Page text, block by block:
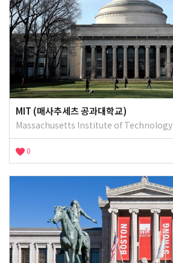
MIT (매사추세츠 공과대학교)
Massachusetts Institute of Technology
0